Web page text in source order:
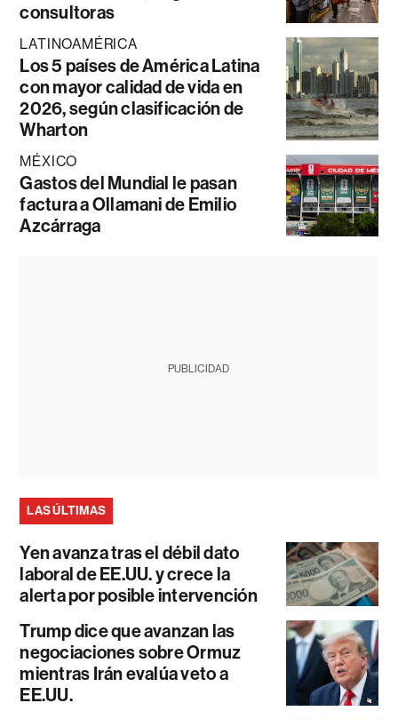
consultoras
LATINOAMÉRICA
Los 5 países de América Latina
con mayor calidad de vida en
2026, según clasificación de
Wharton
MÉXICO
Gastos del Mundial le pasan
factura a Ollamani de Emilio
Azcárraga
PUBLICIDAD
LAS ÚLTIMAS
Yen avanza tras el débil dato
laboral de EE.UU. y crece la
alerta por posible intervención
Trump dice que avanzan las
negociaciones sobre Ormuz
mientras Irán evalúa veto a
EE.UU.